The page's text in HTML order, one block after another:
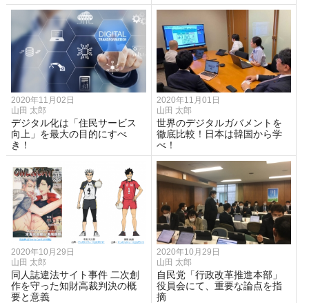
2020年11月02日
山田 太郎
デジタル化は「住民サービス
向上」を最大の目的にすべ
き！
2020年11月01日
山田 太郎
世界のデジタルガバメントを
徹底比較！日本は韓国から学
べ！
2020年10月29日
山田 太郎
同人誌違法サイト事件 二次創
作を守った知財高裁判決の概
要と意義
2020年10月29日
山田 太郎
自民党「行政改革推進本部」
役員会にて、重要な論点を指
摘